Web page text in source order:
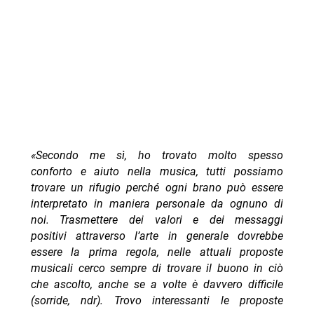
«Secondo me sì, ho trovato molto spesso
conforto e aiuto nella musica, tutti possiamo
trovare un rifugio perché ogni brano può essere
interpretato in maniera personale da ognuno di
noi. Trasmettere dei valori e dei messaggi
positivi attraverso l’arte in generale dovrebbe
essere la prima regola, nelle attuali proposte
musicali cerco sempre di trovare il buono in ciò
che ascolto, anche se a volte è davvero difficile
(sorride, ndr). Trovo interessanti le proposte